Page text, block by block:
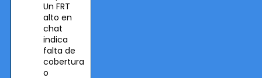
Un FRT
alto en
chat
indica
falta de
cobertura
o